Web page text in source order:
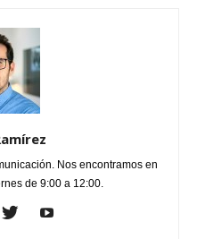
Nos encontramos en
de 9:00 a 12:00.